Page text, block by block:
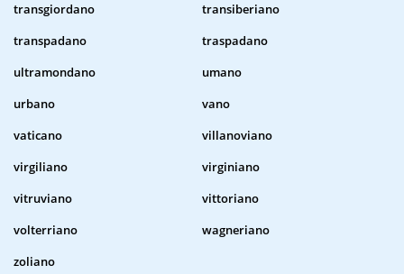
transgiordano
transiberiano
transpadano
traspadano
ultramondano
umano
urbano
vano
vaticano
villanoviano
virgiliano
virginiano
vitruviano
vittoriano
volterriano
wagneriano
zoliano